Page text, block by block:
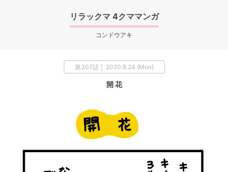
リラックマ 4クママンガ
コンドウアキ
第307話 │ 2020.8.24 (Mon)
開 花